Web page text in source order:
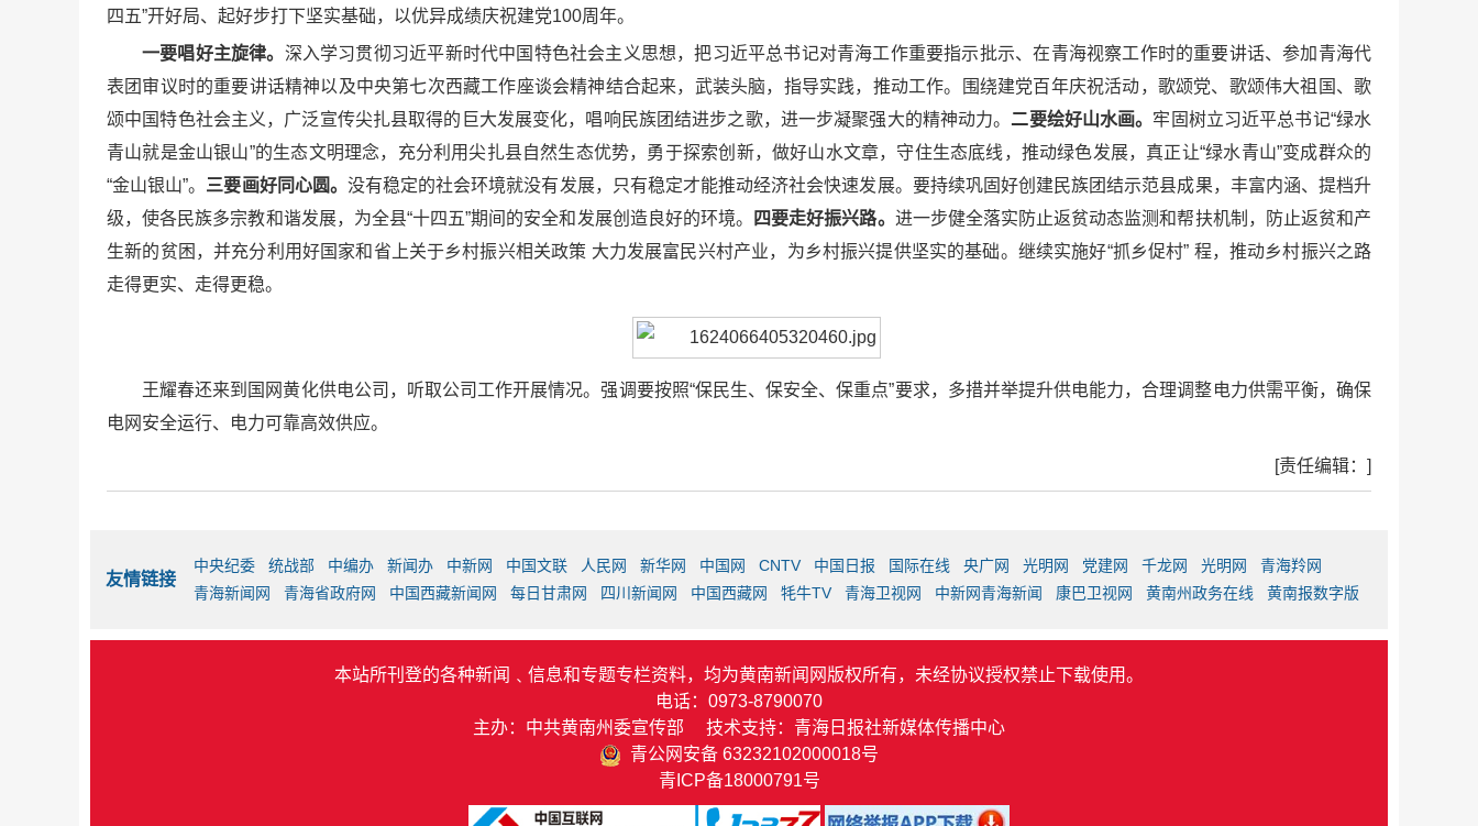
四五”开好局、起好步打下坚实基础，以优异成绩庆祝建党100周年。
一要唱好主旋律。 深入学习贯彻习近平新时代中国特色社会主义思想，把习近平总书记对青海工作重要指示批示、在青海视察工作时的重要讲话、参加青海代
表团审议时的重要讲话精神以及中央第七次西藏工作座谈会精神结合起来，武装头脑，指导实践，推动工作。围绕建党百年庆祝活动，歌颂党、歌颂伟大祖国、歌
颂中国特色社会主义，广泛宣传尖扎县取得的巨大发展变化，唱响民族团结进步之歌，进一步凝聚强大的精神动力。 二要绘好山水画。 牢固树立习近平总书记“绿水
青山就是金山银山”的生态文明理念，充分利用尖扎县自然生态优势，勇于探索创新，做好山水文章，守住生态底线，推动绿色发展，真正让“绿水青山”变成群众的
“金山银山”。 三要画好同心圆。 没有稳定的社会环境就没有发展，只有稳定才能推动经济社会快速发展。要持续巩固好创建民族团结示范县成果，丰富内涵、提档升
级，使各民族多宗教和谐发展，为全县“十四五”期间的安全和发展创造良好的环境。
四要走好振兴路。 进一步健全落实防止返贫动态监测和帮扶机制，防止返贫和产
生新的贫困，并充分利用好国家和省上关于乡村振兴相关政策 大力发展富民兴村产业，为乡村振兴提供坚实的基础。继续实施好“抓乡促村” 程，推动乡村振兴之路
走得更实、走得更稳。
王耀春还来到国网黄化供电公司，听取公司工作开展情况。强调要按照“保民生、保安全、保重点”要求，多措并举提升供电能力，合理调整电力供需平衡，确保
电网安全运行、电力可靠高效供应。
[责任编辑：]
友情链接
中央纪委 统战部 中编办 新闻办 中新网 中国文联 人民网 新华网 中国网 CNTV 中国日报 国际在线 央广网 光明网 党建网 千龙网 光明网
青海羚网
青海新闻网
青海省政府网 中国西藏新闻网 每日甘肃网 四川新闻网 中国西藏网 牦牛TV 青海卫视网 中新网青海新闻 康巴卫视网 黄南州政务在线 黄南报数字版
本站所刊登的各种新闻﹑信息和专题专栏资料，均为黄南新闻网版权所有，未经协议授权禁止下载使用。
电话：0973-8790070
主办：中共黄南州委宣传部 技术支持：青海日报社新媒体传播中心
青公网安备 63232102000018号
青ICP备18000791号